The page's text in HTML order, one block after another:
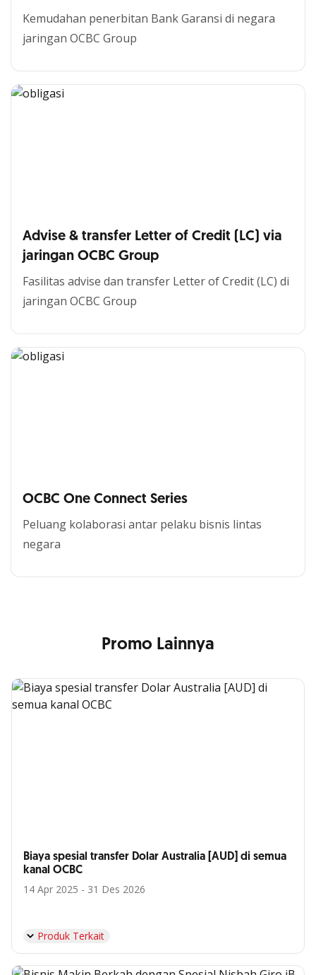
Kemudahan penerbitan Bank Garansi di negara
jaringan OCBC Group
Advise & transfer Letter of Credit (LC) via
jaringan OCBC Group
Fasilitas advise dan transfer Letter of Credit (LC) di
jaringan OCBC Group
OCBC One Connect Series
Peluang kolaborasi antar pelaku bisnis lintas
negara
Promo Lainnya
Biaya spesial transfer Dolar Australia [AUD] di semua
kanal OCBC
14 Apr 2025 - 31 Des 2026
Produk Terkait